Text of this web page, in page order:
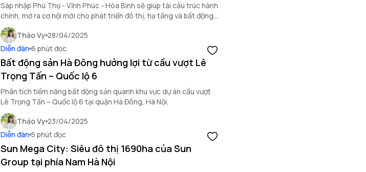
Sáp nhập Phú Thọ - Vĩnh Phúc - Hòa Bình sẽ giúp tái cấu trúc hành
chính, mở ra cơ hội mới cho phát triển đô thị, hạ tầng và bất động
sản.
Thảo Vy 28/04/2025
Diễn đàn 6 phút đọc
Bất động sản Hà Đông hưởng lợi từ cầu vượt Lê
Trọng Tấn – Quốc lộ 6
Phân tích tiềm năng bất động sản quanh khu vực dự án cầu vượt
Lê Trọng Tấn – Quốc lộ 6 tại quận Hà Đông, Hà Nội.
Thảo Vy 23/04/2025
Diễn đàn 5 phút đọc
Sun Mega City: Siêu đô thị 1690ha của Sun
Group tại phía Nam Hà Nội